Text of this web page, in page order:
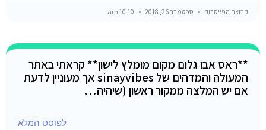
קבוצת הפייסבוק ספטמבר 26, 2018
**ראס אבו גלום מקום מומלץ לישון** קראתי באתר
המעולה והמדהים של sinayvibes אך מעוניין לדעת
אם יש המלצה ממקור ראשון (שיהיה…
לפוסט המלא